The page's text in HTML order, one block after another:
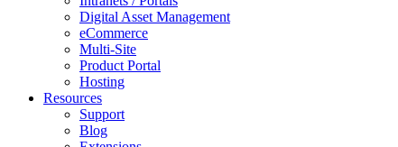
Digital Asset Management
eCommerce
Multi-Site
Product Portal
Hosting
Resources
Support
Blog